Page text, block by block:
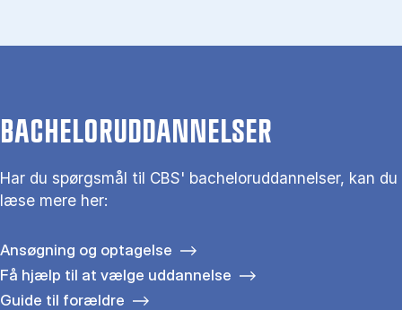
BACHELORUDDANNELSER
Har du spørgsmål til CBS' bacheloruddannelser, kan du
læse mere her:
Ansøgning og optagelse
Få hjælp til at vælge uddannelse
Guide til forældre